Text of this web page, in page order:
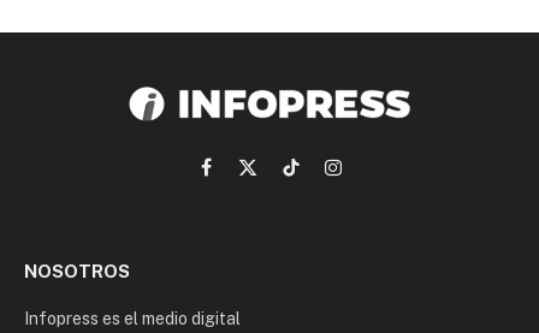
Facebook
X
TikTokInstagram
NOSOTROS
Infopress es el medio digital